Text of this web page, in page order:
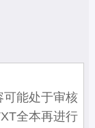
可能处于审核
全本再进行